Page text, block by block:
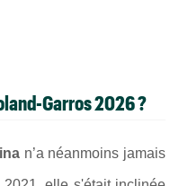
Garros 2026 ?
n’a néanmoins jamais